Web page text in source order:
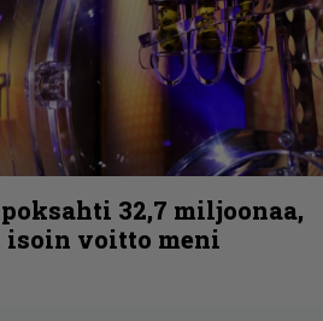
32,7 miljoonaa,
isoin voitto meni